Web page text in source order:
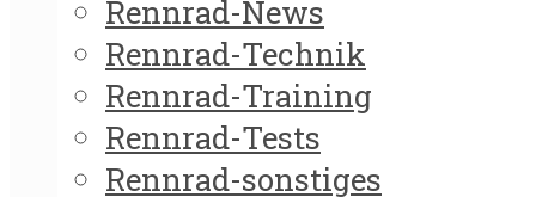
Rennrad-News
Rennrad-Technik
Rennrad-Training
Rennrad-Tests
Rennrad-sonstiges